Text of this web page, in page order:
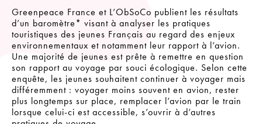
Greenpeace France et L’ObSoCo publient les résultats
d’un baromètre* visant à analyser les pratiques
touristiques des jeunes Français au regard des enjeux
environnementaux et notamment leur rapport à l’avion.
Une majorité de jeunes est prête à remettre en question
son rapport au voyage par souci écologique. Selon cette
enquête, les jeunes souhaitent continuer à voyager mais
différemment : voyager moins souvent en avion, rester
plus longtemps sur place, remplacer l’avion par le train
lorsque celui-ci est accessible, s’ouvrir à d’autres